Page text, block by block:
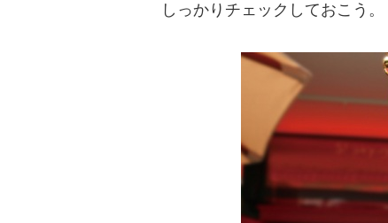
しっかりチェックしておこう。